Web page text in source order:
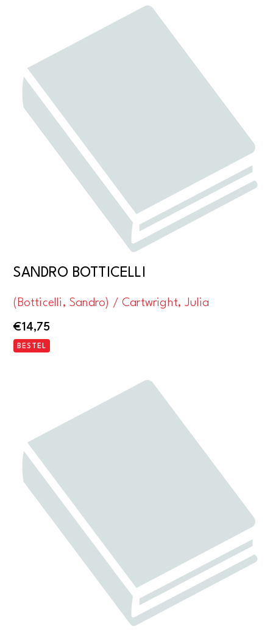
SANDRO BOTTICELLI
(Botticelli, Sandro) / Cartwright, Julia
€14,75
BESTEL